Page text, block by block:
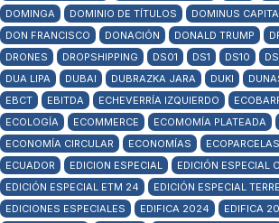
DOMINGA
DOMINIO DE TÍTULOS DOMINUS
DON FRANCISCO
DONACIÓN DONALD TRUMP
DRONES
DROPSHIPPING DS01 DS1 DS10
DUA LIPA
DUBAI DUBRAZKA JARA DUKI
EBCT
EBITDA ECHEVERRÍA IZQUIERDO
ECOLOGÍA
ECOMMERCE ECOMOMÍA PLATEADA
ECONOMÍA CIRCULAR
ECONOMÍAS ECOPARCELAS
ECUADOR
EDICION ESPECIAL
EDICIÓN ESPECIAL
EDICIÓN ESPECIAL ETM 24
EDICIÓN ESPECIAL
EDICIONES ESPECIALES
EDIFICA 2024 EDIFICA